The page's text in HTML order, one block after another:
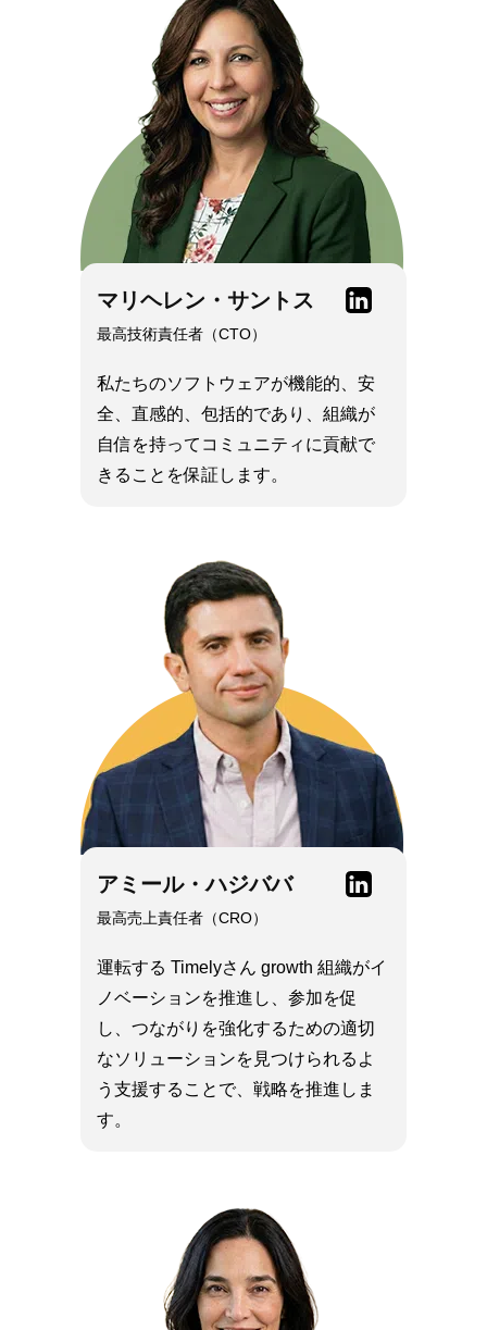
マリヘレン・サントス Linkedin マ
最高技術責任者（CTO）
私たちのソフトウェアが機能的、安
全、直感的、包括的であり、組織が
自信を持ってコミュニティに貢献で
きることを保証します。
アミール・ハジババ リンクトイ
最高売上責任者（CRO）
運転する Timelyさん growth 組織がイ
ノベーションを推進し、参加を促
し、つながりを強化するための適切
なソリューションを見つけられるよ
う支援することで、戦略を推進しま
す。